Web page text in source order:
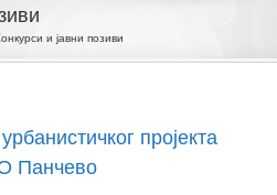
и јавни позиви
пројекта
Панчево